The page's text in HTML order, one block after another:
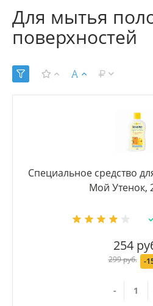
Для мытья
поверхностей
Специальное средство
Мой Утенок,
254
299 руб. -
-